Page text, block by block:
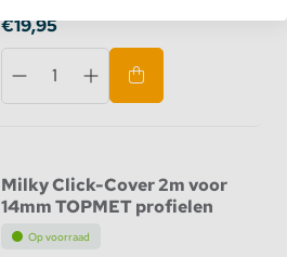
€19,95
Milky Click-Cover 2m voor
14mm TOPMET profielen
Op voorraad